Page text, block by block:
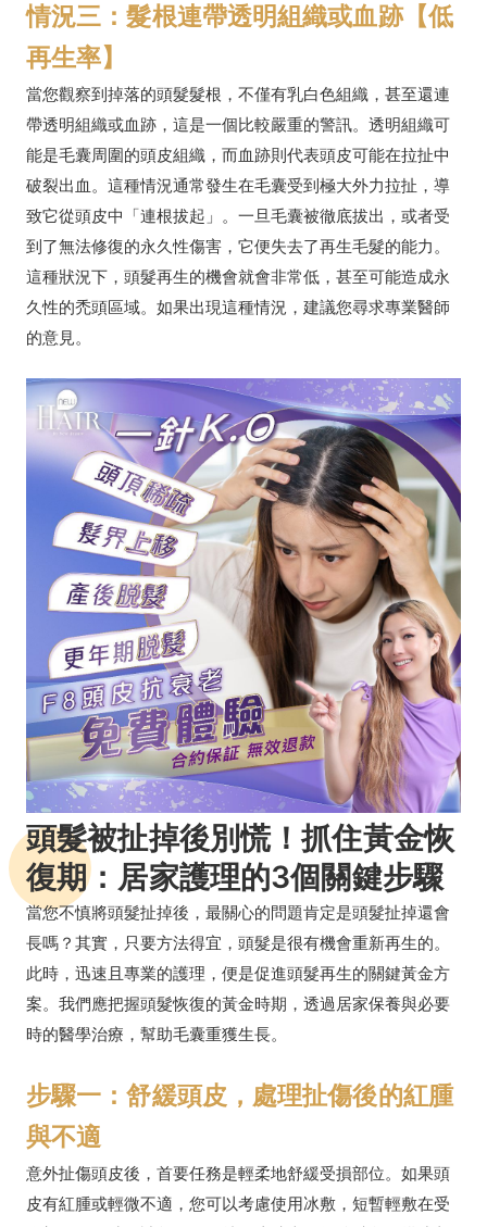
情況三：髮根連帶透明組織或血跡【低
再生率】
當您觀察到掉落的頭髮髮根，不僅有乳白色組織，甚至還連
帶透明組織或血跡，這是一個比較嚴重的警訊。透明組織可
能是毛囊周圍的頭皮組織，而血跡則代表頭皮可能在拉扯中
破裂出血。這種情況通常發生在毛囊受到極大外力拉扯，導
致它從頭皮中「連根拔起」。一旦毛囊被徹底拔出，或者受
到了無法修復的永久性傷害，它便失去了再生毛髮的能力。
這種狀況下，頭髮再生的機會就會非常低，甚至可能造成永
久性的禿頭區域。如果出現這種情況，建議您尋求專業醫師
的意見。
頭髮被扯掉後別慌！抓住黃金恢
復期：居家護理的3個關鍵步驟
當您不慎將頭髮扯掉後，最關心的問題肯定是頭髮扯掉還會
長嗎？其實，只要方法得宜，頭髮是很有機會重新再生的。
此時，迅速且專業的護理，便是促進頭髮再生的關鍵黃金方
案。我們應把握頭髮恢復的黃金時期，透過居家保養與必要
時的醫學治療，幫助毛囊重獲生長。
步驟一：舒緩頭皮，處理扯傷後的紅腫
與不適
意外扯傷頭皮後，首要任務是輕柔地舒緩受損部位。如果頭
皮有紅腫或輕微不適，您可以考慮使用冰敷，短暫輕敷在受